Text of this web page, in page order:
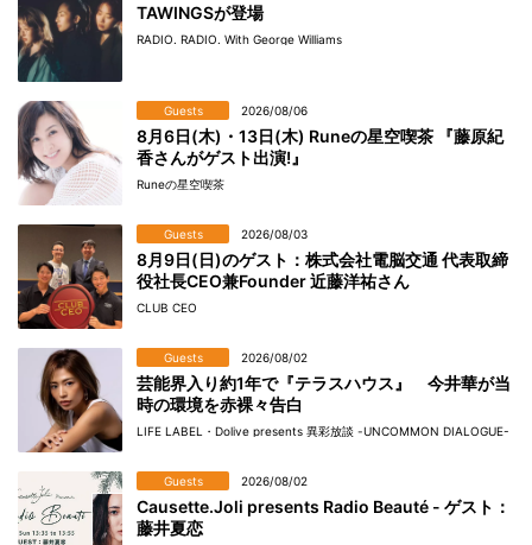
TAWINGSが登場
RADIO. RADIO. With George Williams
Guests 2026/08/06
8月6日(木)・13日(木) Runeの星空喫茶 『藤原紀
香さんがゲスト出演!』
Runeの星空喫茶
Guests 2026/08/03
8月9日(日)のゲスト：株式会社電脳交通 代表取締
役社長CEO兼Founder 近藤洋祐さん
CLUB CEO
Guests 2026/08/02
芸能界入り約1年で『テラスハウス』 今井華が当
時の環境を赤裸々告白
LIFE LABEL・Dolive presents 異彩放談 -UNCOMMON DIALOGUE-
Guests 2026/08/02
Causette.Joli presents Radio Beauté - ゲスト：
藤井夏恋